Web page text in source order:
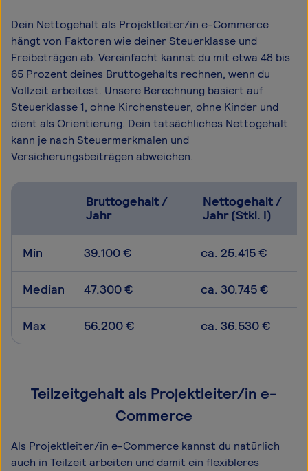
Dein Nettogehalt als Projektleiter/in e-Commerce
hängt von Faktoren wie deiner Steuerklasse und
Freibeträgen ab. Vereinfacht kannst du mit etwa 48 bis
65 Prozent deines Bruttogehalts rechnen, wenn du
Vollzeit arbeitest. Unsere Berechnung basiert auf
Steuerklasse 1, ohne Kirchensteuer, ohne Kinder und
dient als Orientierung. Dein tatsächliches Nettogehalt
kann je nach Steuermerkmalen und
Versicherungsbeiträgen abweichen.
Bruttogehalt /
Jahr
Nettogehalt /
Jahr (Stkl. I)
Min 39.100 € ca. 25.415 €
Median 47.300 € ca. 30.745 €
Max 56.200 € ca. 36.530 €
Teilzeitgehalt als Projektleiter/in e-
Commerce
Als Projektleiter/in e-Commerce kannst du natürlich
auch in Teilzeit arbeiten und damit ein flexibleres